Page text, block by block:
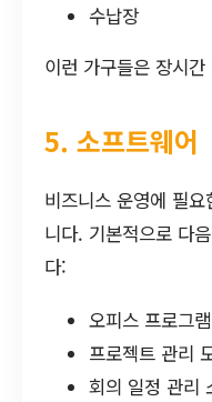
수납장
이런 가구들은 장시
5. 소프트웨어
비즈니스 운영에 필
니다. 기본적으로 다
다:
오피스 프로그램
프로젝트 관리
회의 일정 관리